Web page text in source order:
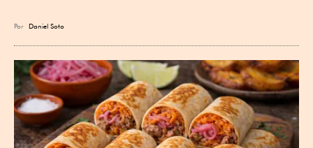
Por Daniel Soto